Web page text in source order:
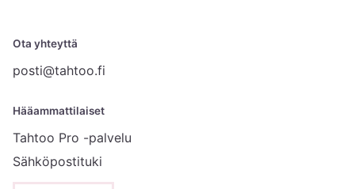
Ota yhteyttä
posti@tahtoo.fi
Hääammattilaiset
Tahtoo Pro -palvelu
Sähköpostituki